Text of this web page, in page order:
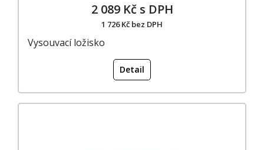
2 089 Kč s DPH
1 726 Kč bez DPH
Vysouvací ložisko
Detail